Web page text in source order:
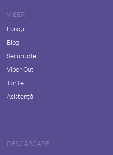
VIBER
Funcții
Blog
Securitate
Viber Out
Tarife
Asistență
DESCĂRCARE